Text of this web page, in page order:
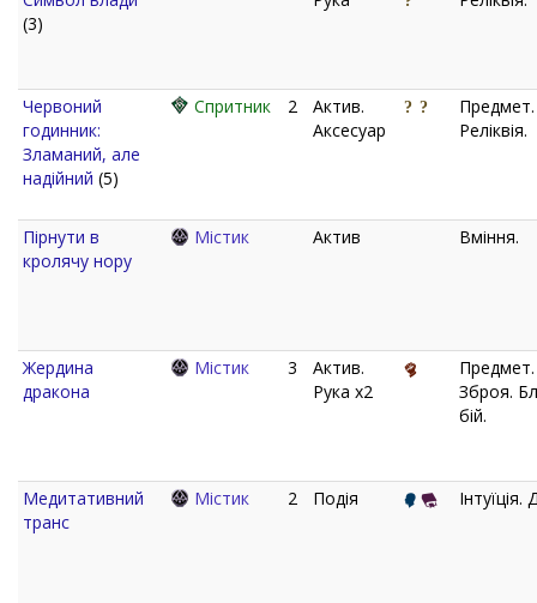
(3)
Червоний
годинник:
Зламаний, але
надійний (5)
Спритник 2
Актив.
Аксесуар
Предмет.
Реліквія.
Пірнути в
кролячу нору
Містик Актив Вміння.
Жердина
дракона
Містик 3
Актив.
Рука x2
Предмет.
Зброя.
бій.
Медитативний
транс
Містик 2 Подія Інтуїція.